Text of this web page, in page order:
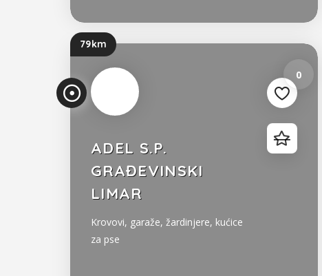
79km
0
ADEL S.P.
GRAĐEVINSKI
LIMAR
Krovovi, garaže, žardinjere, kućice
za pse